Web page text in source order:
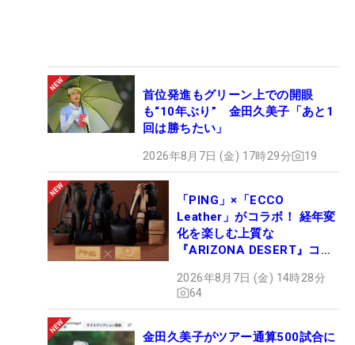
首位発進もグリーン上での開眼
も“10年ぶり” 金田久美子「あと1
回は勝ちたい」
2026年8月7日 (金) 17時29分 19
「PING」×「ECCO
Leather」がコラボ！ 経年変
化を楽しむ上質な
『ARIZONA DESERT』コレ
ュー
2026年8月7日 (金) 14時28分
64
金田久美子がツアー通算500試合に